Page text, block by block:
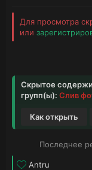
Для просмотра
или
Скрытое
групп(ы): Слив
Как открыть
Последнее
Л
Antru